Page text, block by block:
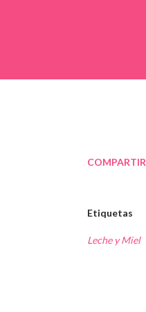
COMPARTIR
Etiquetas
Leche y Miel